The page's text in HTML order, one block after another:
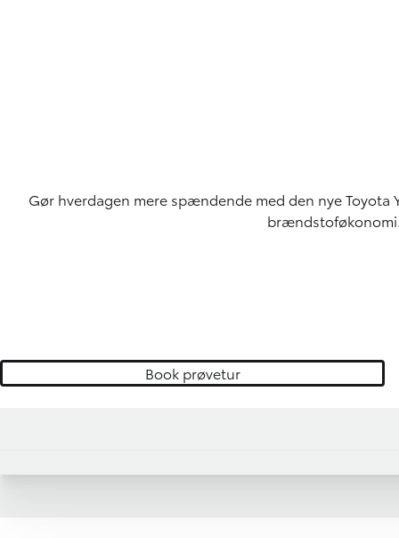
Gør hverdagen mere spændende med den nye
Book prøvetur